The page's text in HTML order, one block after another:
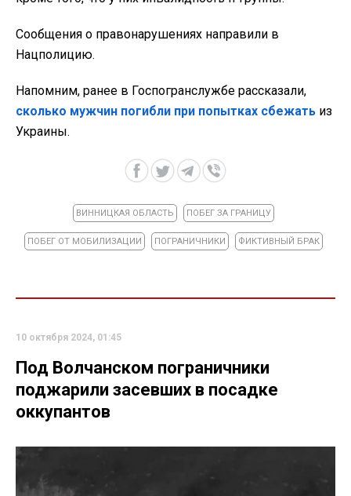
Сообщения о правонарушениях направили в
Нацполицию.
Напомним, ранее в Госпогранслужбе рассказали,
сколько мужчин погибли при попытках сбежать из
Украины.
ВИННИЦКАЯ ОБЛАСТЬ ПОБЕГ ЗА ГРАНИЦУ
ПОБЕГ ОТ МОБИЛИЗАЦИИ ПОГРАНИЧНИКИ ФИКТИВНЫЙ БРАК
10 октября 2024, 01:45
Под Волчанском пограничники
поджарили засевших в посадке
оккупантов